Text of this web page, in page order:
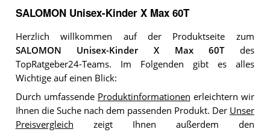
SALOMON Unisex-Kinder X Max 60T
Herzlich willkommen auf der Produktseite zum
SALOMON Unisex-Kinder X Max 60Tdes
TopRatgeber24-Teams. Im Folgenden gibt es alles
Wichtige auf einen Blick:
Durch umfassende Produktinformationen erleichtern wir
Ihnen die Suche nach dem passenden Produkt. Der Unser
Preisvergleich zeigt Ihnen außerdem den